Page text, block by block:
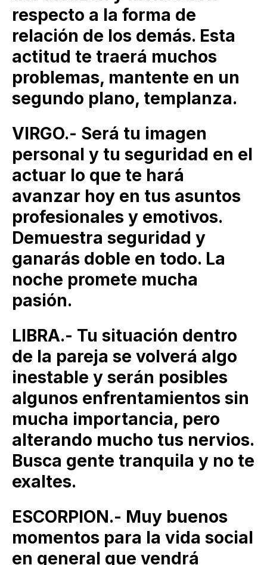
respecto a la forma de
relación de los demás. Esta
actitud te traerá muchos
problemas, mantente en un
segundo plano, templanza.
VIRGO.- Será tu imagen
personal y tu seguridad en el
actuar lo que te hará
avanzar hoy en tus asuntos
profesionales y emotivos.
Demuestra seguridad y
ganarás doble en todo. La
noche promete mucha
pasión.
LIBRA.- Tu situación dentro
de la pareja se volverá algo
inestable y serán posibles
algunos enfrentamientos sin
mucha importancia, pero
alterando mucho tus nervios.
Busca gente tranquila y no te
exaltes.
ESCORPION.- Muy buenos
momentos para la vida social
en general que vendrá